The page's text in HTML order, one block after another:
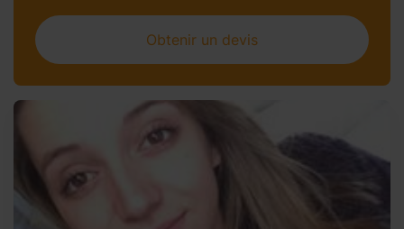
Obtenir un devis